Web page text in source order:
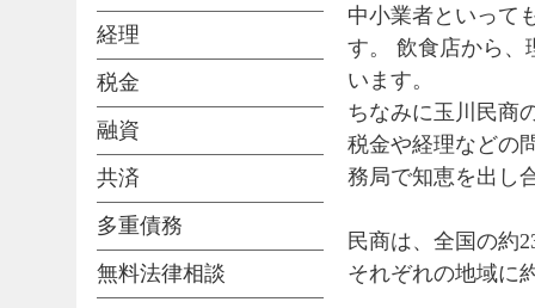
中小業者といって
す。 飲食店から、
います。
ちなみに玉川民商
税金や経理などの
務局で知恵を出し
民商は、全国の約
それぞれの地域に
経理
税金
融資
共済
多重債務
無料法律相談